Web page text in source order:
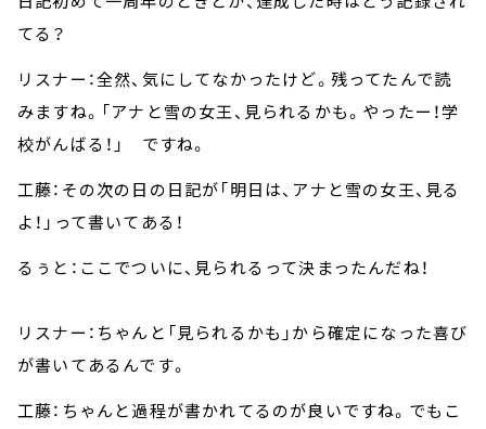
てる？
リスナー：全然、気にしてなかったけど。残ってたんで読
みますね。「アナと雪の女王、見られるかも。やったー！学
校がんばる！」 ですね。
工藤：その次の日の日記が「明日は、アナと雪の女王、見る
よ！」って書いてある！
るぅと：ここでついに、見られるって決まったんだね！
リスナー：ちゃんと「見られるかも」から確定になった喜び
が書いてあるんです。
工藤：ちゃんと過程が書かれてるのが良いですね。でもこ